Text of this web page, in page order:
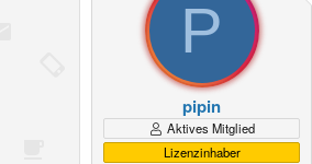
P
pipin
Aktives Mitglied
Lizenzinhaber